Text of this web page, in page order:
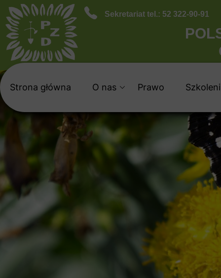
Strona główna O nas
Czym jest PZD
Historia PZD
Godło i Hymn PZD
Okręgowa Rada
Okręgowa Komisja Rewizyjna
Okręgowe Komisje Problemowe
Prawo
Dla
Dla
Dla
Sekretariat tel.: 52 322-90-91